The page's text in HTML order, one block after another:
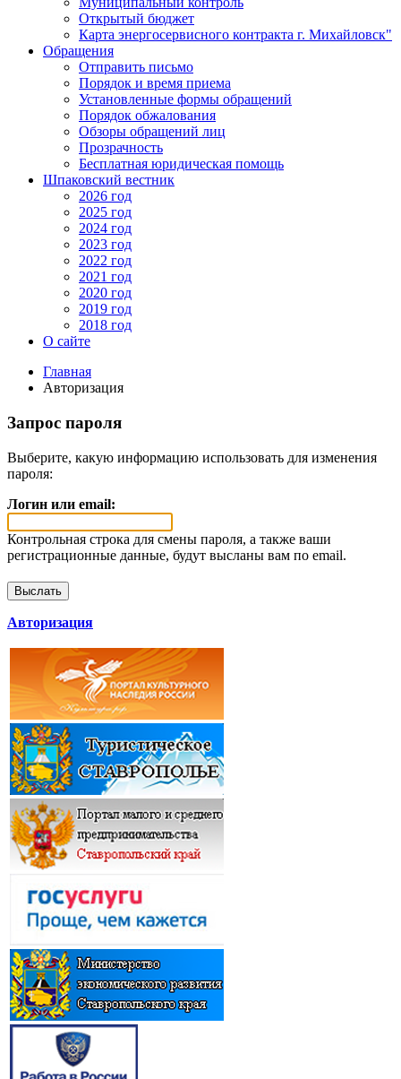
Открытый бюджет
Карта энергосервисного контракта г. Михайловск"
Обращения
Отправить письмо
Порядок и время приема
Установленные формы обращений
Порядок обжалования
Обзоры обращений лиц
Прозрачность
Бесплатная юридическая помощь
Шпаковский вестник
2026 год
2025 год
2024 год
2023 год
2022 год
2021 год
2020 год
2019 год
2018 год
О сайте
Главная
Авторизация
Запрос пароля
Выберите, какую информацию использовать для изменения
пароля:
Логин или email:
Контрольная строка для смены пароля, а также ваши
регистрационные данные, будут высланы вам по email.
Авторизация